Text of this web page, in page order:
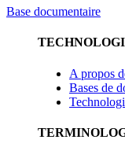
Base documentaire
A propos
Bases de